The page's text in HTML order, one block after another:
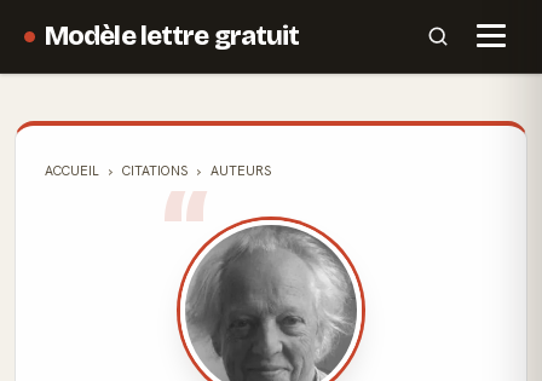
Modèle lettre gratuit
ACCUEIL CITATIONS AUTEURS